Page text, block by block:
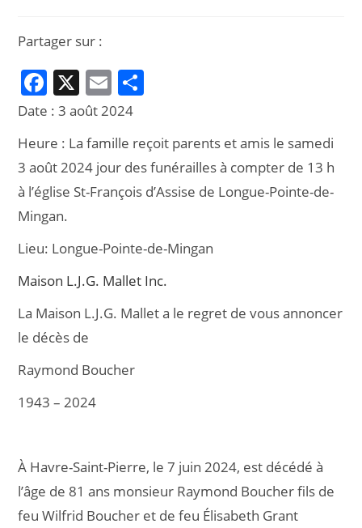
Partager sur :
F
a
c
e
b
o
o
k
X E
m
ai
l
ta
g
er
Date :3 août 2024
Heure : La famille reçoit parents et amis le samedi
3 août 2024 jour des funérailles à compter de 13 h
à l’église St-François d’Assise de Longue-Pointe-de-
Mingan.
Lieu: Longue-Pointe-de-Mingan
Maison L.J.G. Mallet Inc.
La Maison L.J.G. Mallet a le regret de vous annoncer
le décès de
Raymond Boucher
1943 – 2024
À Havre-Saint-Pierre, le 7 juin 2024, est décédé à
l’âge de 81 ans monsieur Raymond Boucher fils de
feu Wilfrid Boucher et de feu Élisabeth Grant